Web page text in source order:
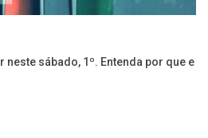
sábado, 1º. Entenda por que e